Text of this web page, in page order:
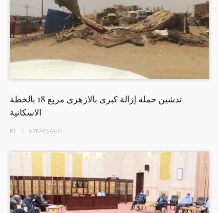
تدشين حملة إزالة كبرى بالازهري مربع 18 بالخطة
الاسكانية
BY 5 YEARSAGO